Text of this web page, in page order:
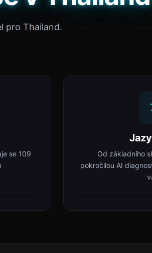
pro Thailand.
se 109
Od základního
pokročilou AI